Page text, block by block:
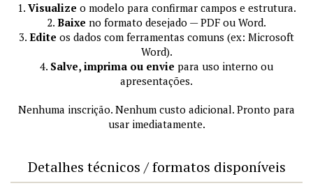
1. Visualize o modelo para confirmar campos e estrutura.
2. Baixe no formato desejado — PDF ou Word.
3. Edite os dados com ferramentas comuns (ex: Microsoft
Word).
4. Salve, imprima ou envie para uso interno ou
apresentações.
Nenhuma inscrição. Nenhum custo adicional. Pronto para
usar imediatamente.
Detalhes técnicos / formatos disponíveis